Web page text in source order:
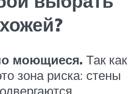
моющиеся. Так как
зона риска: стены